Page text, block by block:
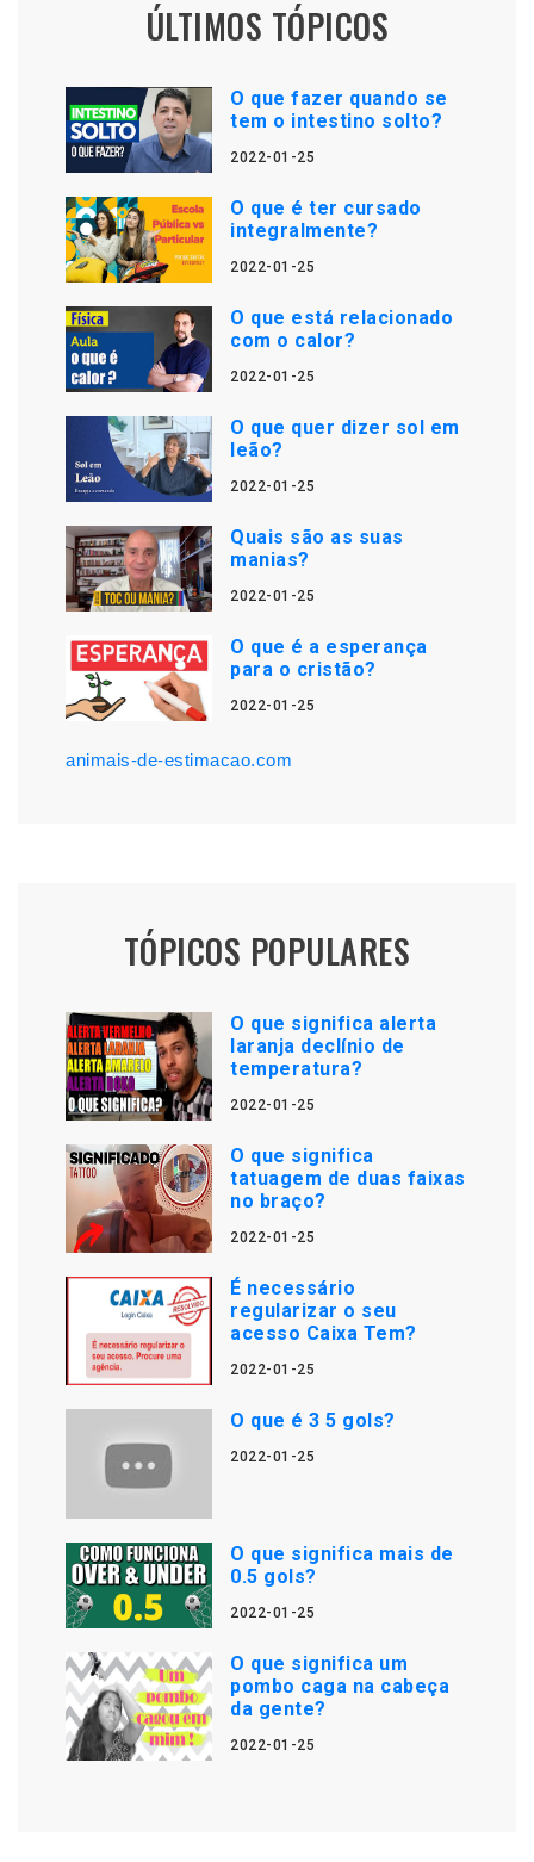
ÚLTIMOS TÓPICOS
O que fazer quando se
tem o intestino solto?
2022-01-25
O que é ter cursado
integralmente?
2022-01-25
O que está relacionado
com o calor?
2022-01-25
O que quer dizer sol em
leão?
2022-01-25
Quais são as suas
manias?
2022-01-25
O que é a esperança
para o cristão?
2022-01-25
animais-de-estimacao.com
TÓPICOS POPULARES
O que significa alerta
laranja declínio de
temperatura?
2022-01-25
O que significa
tatuagem de duas faixas
no braço?
2022-01-25
É necessário
regularizar o seu
acesso Caixa Tem?
2022-01-25
O que é 3 5 gols?
2022-01-25
O que significa mais de
0.5 gols?
2022-01-25
O que significa um
pombo caga na cabeça
da gente?
2022-01-25